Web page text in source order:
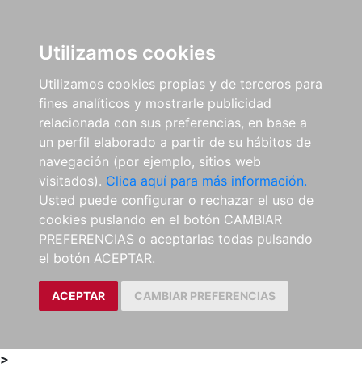
Utilizamos cookies
Utilizamos cookies propias y de terceros para
fines analíticos y mostrarle publicidad
relacionada con sus preferencias, en base a
un perfil elaborado a partir de su hábitos de
navegación (por ejemplo, sitios web
visitados). Clica aquí para más información.
Usted puede configurar o rechazar el uso de
cookies puslando en el botón CAMBIAR
PREFERENCIAS o aceptarlas todas pulsando
el botón ACEPTAR.
ACEPTAR CAMBIAR PREFERENCIAS
>